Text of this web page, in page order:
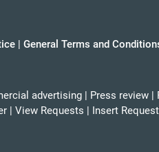
| General Terms and
advertising | Press review |
| View Requests | Insert Request